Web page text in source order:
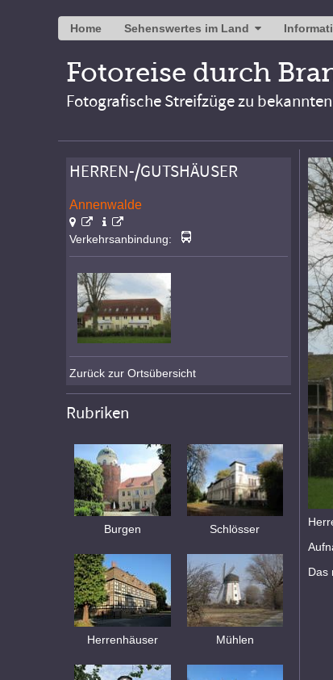
Home Sehenswertes im Land
Fotoreise durch
Fotografische Streifzüge zu
Das
HERREN-/GUTSHÄUSER
Annenwalde
Verkehrsanbindung:
Zurück zur Ortsübersicht
Rubriken
Burgen Schlösser
Herrenhäuser Mühlen